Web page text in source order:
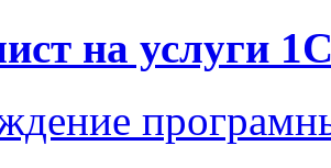
на услуги